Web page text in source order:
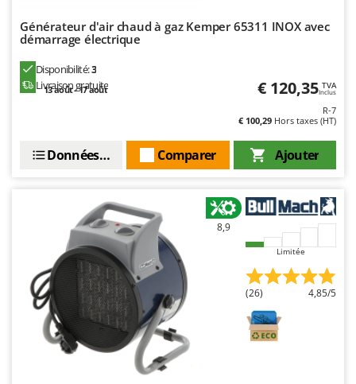
Stocker
T
Tellarini Pompe
Tineco
Titania
Tornado
Tre Spade
Trev - Abrek - TecnoVIR
Trotec
Générateur d'air chaud à gaz Kemper 65311 INOX avec
démarrage électrique
Disponibilité:3
Livraison gratuite
13 août - 17 août € 120,35 TVA
Inclus
R-7
€ 100,29 Hors taxes (HT)
Ajouter
Comparer
Données techniques
8,9
Limitée
(26) 4,85/5